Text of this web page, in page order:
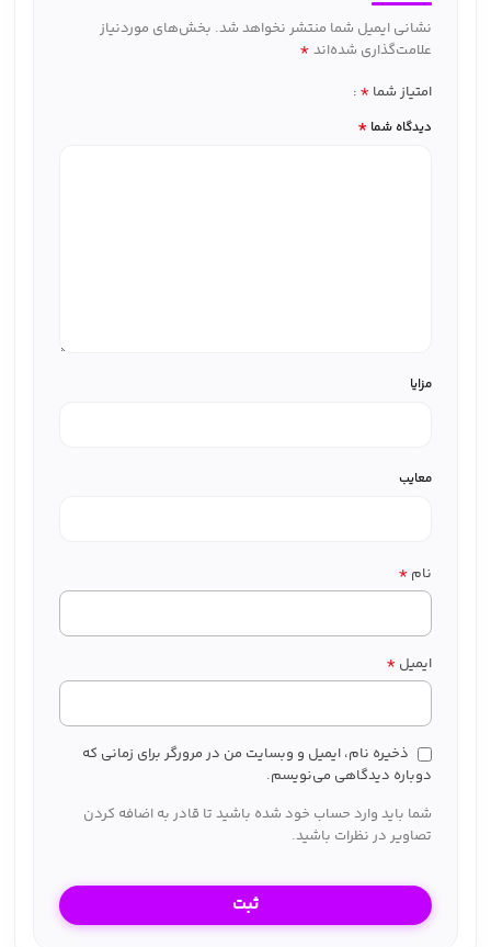
نشانی ایمیل شما منتشر نخواهد شد. بخش‌های موردنیاز
علامت‌گذاری شده‌اند *
امتیاز شما *
دیدگاه شما *
مزایا
معایب
نام *
ایمیل *
ذخیره نام، ایمیل و وبسایت من در مرورگر برای زمانی که
دوباره دیدگاهی می‌نویسم.
شما باید وارد حساب خود شده باشید تا قادر به اضافه کردن
تصاویر در نظرات باشید.